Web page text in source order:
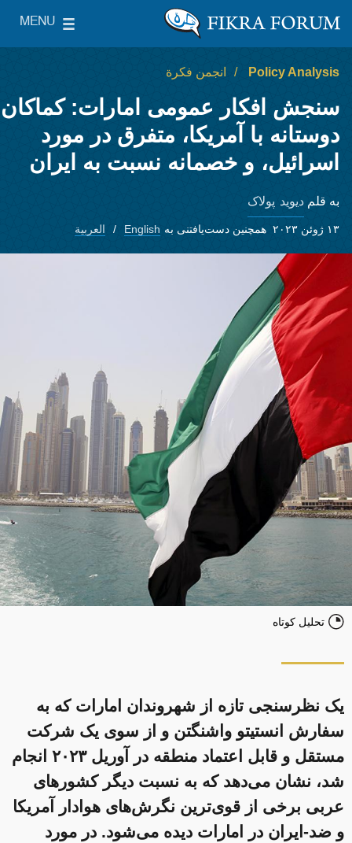
The Washington Institute for Near East Policy
MENU
Main Menu
Policy Analysis انجمن فکرة
سنجش افکار عمومی امارات: کماکان
دوستانه با آمریکا، متفرق در مورد
اسرائیل، و خصمانه نسبت به ایران
به قلم دیوید پولاک
۱۳ ژوئن ۲۰۲۳ همچنین دست‌یافتنی به English العربية
تحلیل کوتاه
یک نظرسنجی تازه از شهروندان امارات که به
سفارش انستیتو واشنگتن و از سوی یک شرکت
مستقل و قابل اعتماد منطقه در آوریل ۲۰۲۳ انجام
شد، نشان می‌دهد که به نسبت دیگر کشورهای
عربی برخی از قوی‌ترین نگرش‌های هوادار آمریکا
و ضد-ایران در امارات دیده می‌شود. در مورد